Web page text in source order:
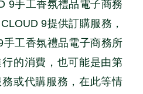
9手工香氛禮品電子商務
CLOUD 9提供訂購服務，
手工香氛禮品電子商務所
的消費，也可能是由第
或代購服務，在此等情